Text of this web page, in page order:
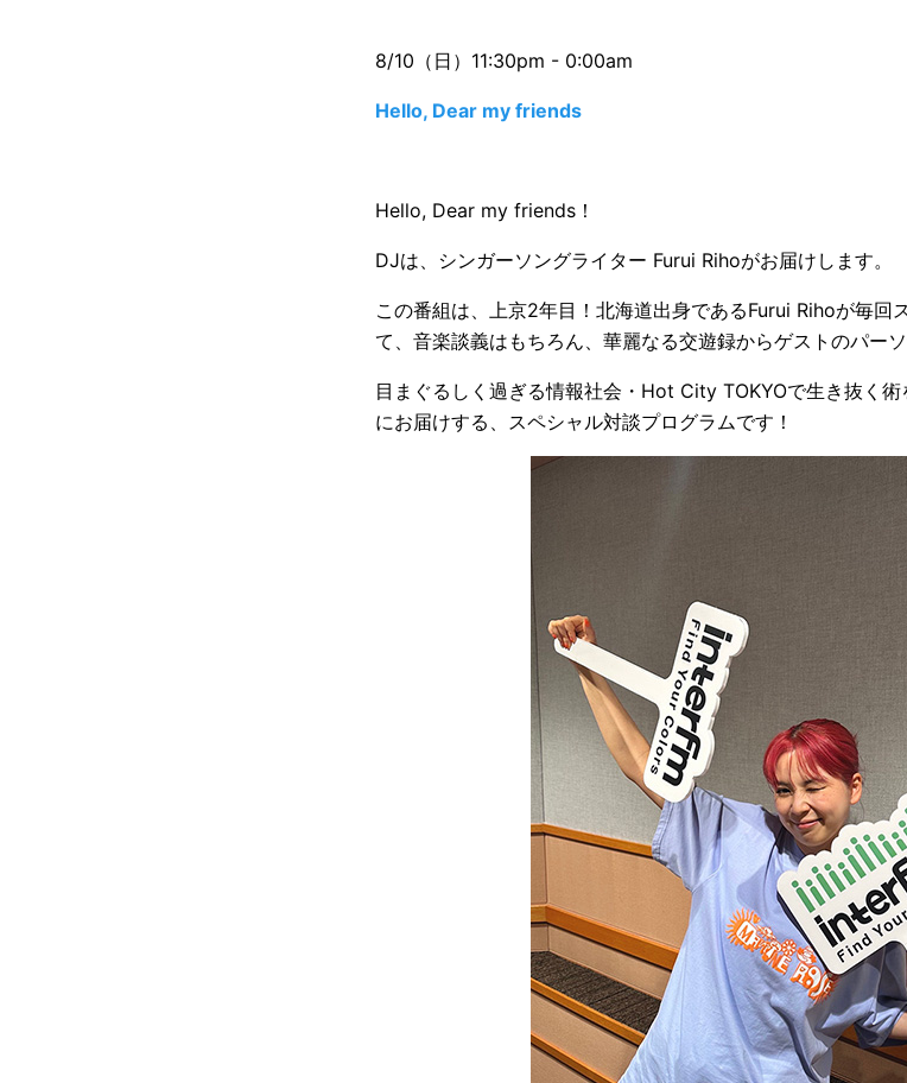
8/10（日）11:30pm - 0:00am
Hello, Dear my friends
Hello, Dear my friends！
DJは、シンガーソングライター Furui Rihoがお届けします。
この番組は、上京2年目！北海道出身であるFurui Rihoが毎回
て、音楽談義はもちろん、華麗なる交遊録からゲストのパー
目まぐるしく過ぎる情報社会・Hot City TOKYOで生き抜く
にお届けする、スペシャル対談プログラムです！